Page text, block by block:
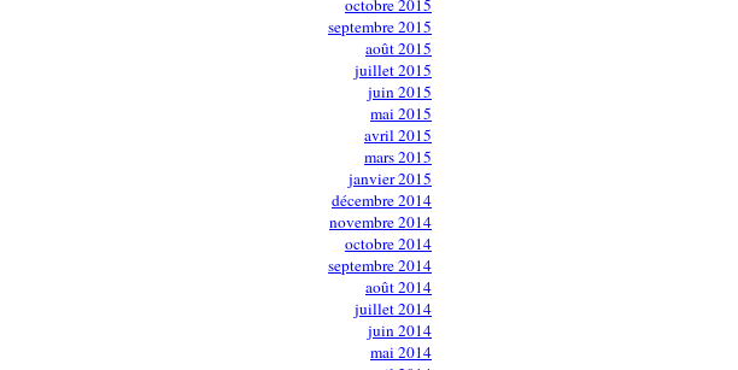
octobre 2015
septembre 2015
août 2015
juillet 2015
juin 2015
mai 2015
avril 2015
mars 2015
janvier 2015
décembre 2014
novembre 2014
octobre 2014
septembre 2014
août 2014
juillet 2014
juin 2014
mai 2014